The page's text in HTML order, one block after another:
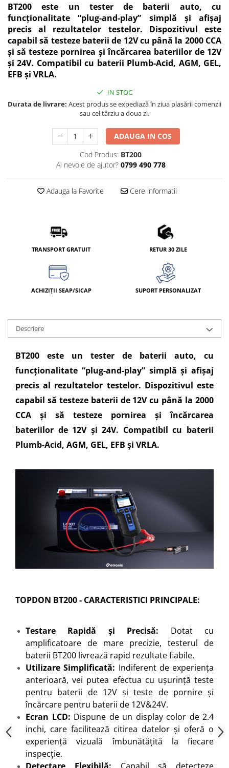
BT200 este un tester de baterii auto, cu
funcționalitate “plug-and-play” simplă și afișaj
precis al rezultatelor testelor. Dispozitivul este
capabil să testeze baterii de 12V cu până la 2000 CCA
și să testeze pornirea și încărcarea bateriilor de 12V
și 24V. Compatibil cu baterii Plumb-Acid, AGM, GEL,
EFB și VRLA.
IN STOC
Durata de livrare: Acest produs se expediază în ziua plasării comenzii
sau cel târziu a doua zi.
ADAUGA IN COS
Cod Produs: BT200
Ai nevoie de ajutor? 0799 490 778
Adauga la Favorite Cere informatii
TRANSPORT GRATUIT RETUR 30 ZILE
ACHIZIȚII SEAP/SICAP SUPORT PERSONALIZAT
Descriere
BT200 este un tester de baterii auto, cu
funcționalitate “plug-and-play” simplă și afișaj
precis al rezultatelor testelor. Dispozitivul este
capabil să testeze baterii de 12V cu până la 2000
CCA și să testeze pornirea și încărcarea
bateriilor de 12V și 24V. Compatibil cu baterii
Plumb-Acid, AGM, GEL, EFB și VRLA.
TOPDON BT200 - CARACTERISTICI PRINCIPALE:
Testare Rapidă și Precisă: Dotat cu
amplificatoare de mare precizie, testerul de
baterii BT200 livrează rapid rezultate fiabile.
Utilizare Simplificată: Indiferent de experiența
anterioară, vei putea efectua cu ușurință teste
pentru baterii de 12V și teste de pornire și
încărcare pentru baterii de 12V&24V.
Ecran LCD: Dispune de un display color de 2.4
inchi, care facilitează citirea datelor și oferă o
experiență vizuală îmbunătățită la fiecare
inspecție.